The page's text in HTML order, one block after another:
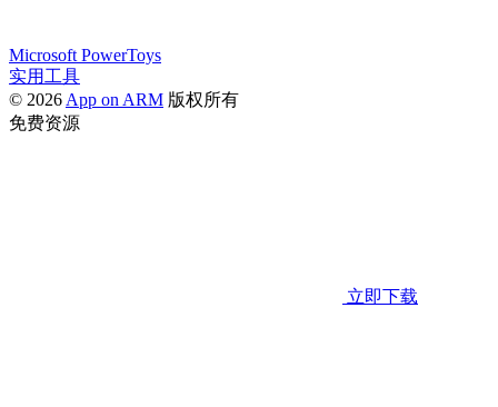
Microsoft PowerToys
实用工具
© 2026 App on ARM 版权所有
免费资源
立即下载